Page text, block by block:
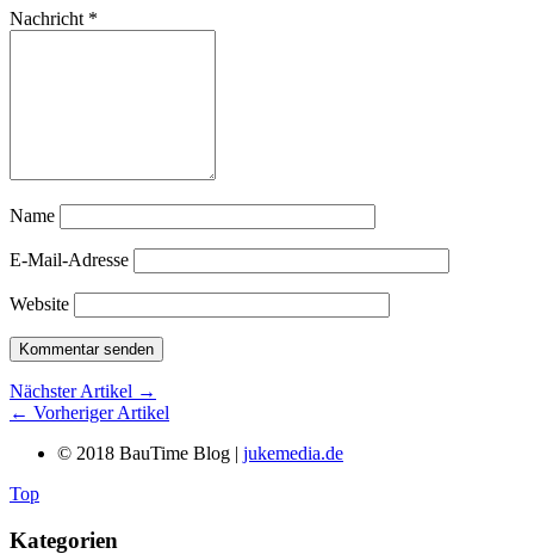
Nachricht *
Name
E-Mail-Adresse
Website
Nächster Artikel →
← Vorheriger Artikel
© 2018 BauTime Blog | jukemedia.de
Top
Kategorien